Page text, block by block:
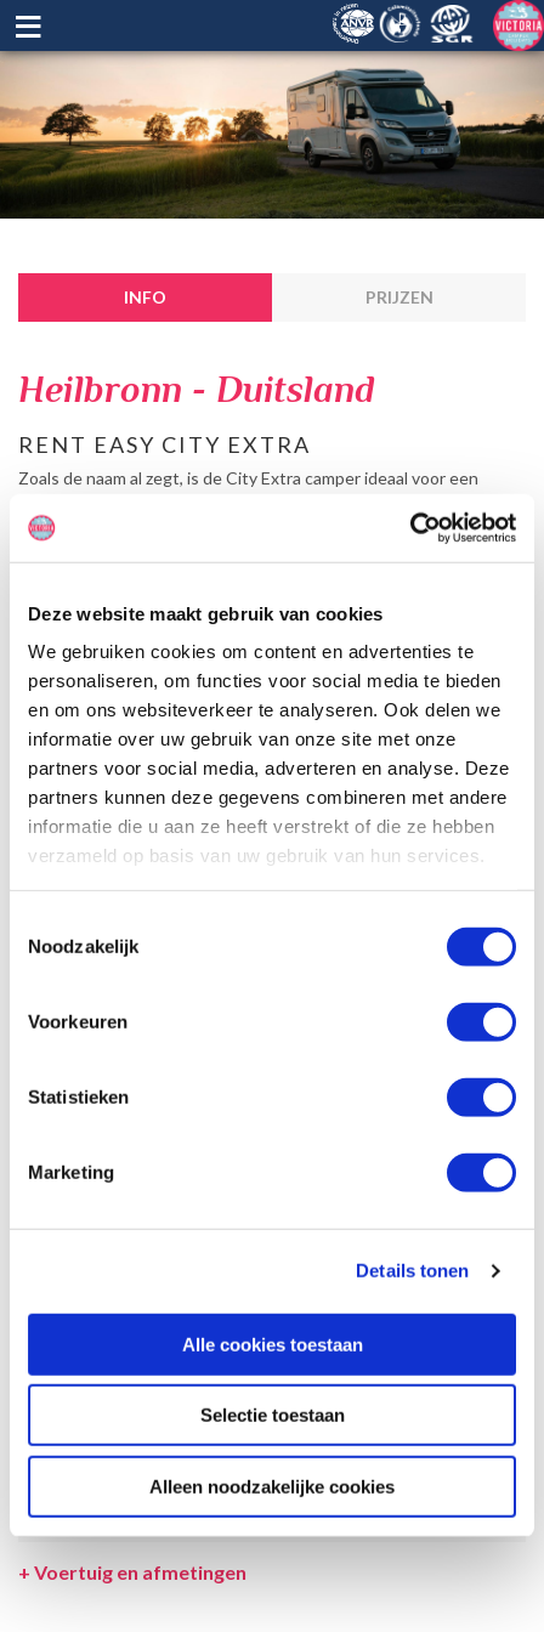
Deze website maakt gebruik van cookies
We gebruiken cookies om content en advertenties te
personaliseren, om functies voor social media te bieden
en om ons websiteverkeer te analyseren. Ook delen we
informatie over uw gebruik van onze site met onze
partners voor social media, adverteren en analyse. Deze
partners kunnen deze gegevens combineren met andere
informatie die u aan ze heeft verstrekt of die ze hebben
verzameld op basis van uw gebruik van hun services.
Noodzakelijk
Voorkeuren
Statistieken
Marketing
Details tonen
Alle cookies toestaan
Selectie toestaan
Alleen noodzakelijke cookies
≡
INFO PRIJZEN
Heilbronn - Duitsland
RENT EASY CITY EXTRA
Zoals de naam al zegt, is de City Extra camper ideaal voor een
Deze compacte bus is geschikt voor 2 personen en bevat een
zitgedeelte, compacte keuken en een badkamer met douche en
slechts ter illustratie. De aangegeven hoeveelheid bedden is geen
garantie dat de maximale bezetting voldoende comfortabel is.
beschrijving en tekeningen en ook tussentijds gewijzigd worden.
INCLUSIEF/EXCLUSIEF
VOORWAARDEN
SPECIALS
LEVERANCIER
+ Voertuig en afmetingen